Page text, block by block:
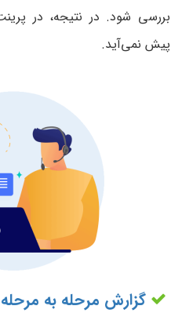
بررسی شود. در نتیجه، در
پیش نمی‌آید.
گزارش مرحله به